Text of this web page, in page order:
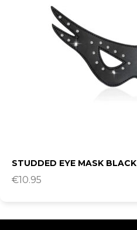
STUDDED EYE MASK BLACK
€10.95